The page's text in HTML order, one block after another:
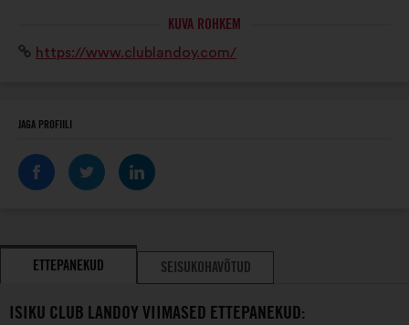
KUVA ROHKEM
Veebisait:
https://www.clublandoy.com/
JAGA PROFIILI
ETTEPANEKUD SEISUKOHAVÕTUD
ISIKU CLUB LANDOY VIIMASED ETTEPANEKUD: